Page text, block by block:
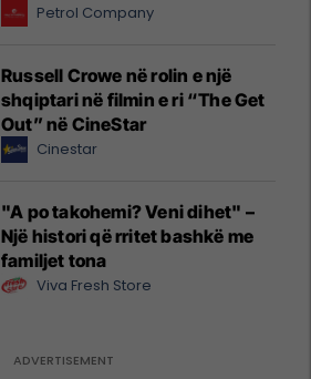
Petrol Company
Russell Crowe në rolin e një
shqiptari në filmin e ri “The Get
Out” në CineStar
Cinestar
"A po takohemi? Veni dihet" –
Një histori që rritet bashkë me
familjet tona
Viva Fresh Store